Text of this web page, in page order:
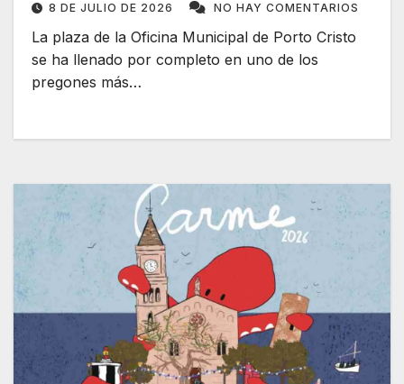
8 DE JULIO DE 2026 NO HAY COMENTARIOS
La plaza de la Oficina Municipal de Porto Cristo
se ha llenado por completo en uno de los
pregones más…